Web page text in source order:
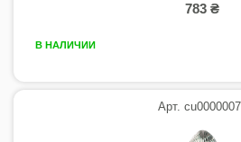
783 ₴
В НАЛИЧИИ
Арт.